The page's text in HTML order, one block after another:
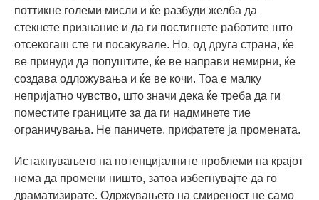
поттикне големи мисли и ќе разбуди желба да
стекнете признание и да ги постигнете работите што
отсекогаш сте ги посакувале. Но, од друга страна, ќе
ве принуди да попуштите, ќе ве направи немирни, ќе
создава одложувања и ќе ве кочи. Тоа е малку
непријатно чувство, што значи дека ќе треба да ги
поместите границите за да ги надминете тие
ограничувања. Не паничете, прифатете ја промената.
Истакнувањето на потенцијалните проблеми на крајот
нема да промени ништо, затоа избегнувајте да го
драматизирате. Одржувањето на смиреност не само